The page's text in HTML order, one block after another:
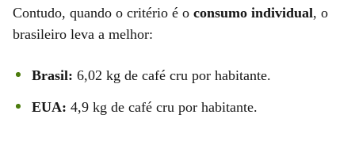
Contudo, quando o critério é o consumo individual, o
brasileiro leva a melhor:
Brasil: 6,02 kg de café cru por habitante.
EUA: 4,9 kg de café cru por habitante.